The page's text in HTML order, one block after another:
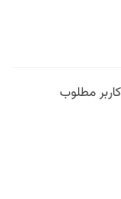
مطلوب